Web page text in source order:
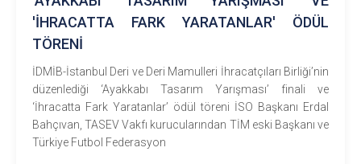
'İHRACATTA FARK YARATANLAR' ÖDÜL
TÖRENİ
İDMİB-İstanbul Deri ve Deri Mamulleri İhracatçıları Birliği’nin
düzenlediği ‘Ayakkabı Tasarım Yarışması’ finali ve
‘İhracatta Fark Yaratanlar’ ödül töreni İSO Başkanı Erdal
Bahçıvan, TASEV Vakfı kurucularından TİM eski Başkanı ve
Türkiye Futbol Federasyon